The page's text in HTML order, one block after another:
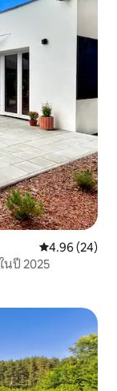
คะแนนเฉลี่ย
4.96 (24)
ปี 2025